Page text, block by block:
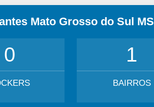
Mato Grosso do Sul MS
0 1
BAIRROS